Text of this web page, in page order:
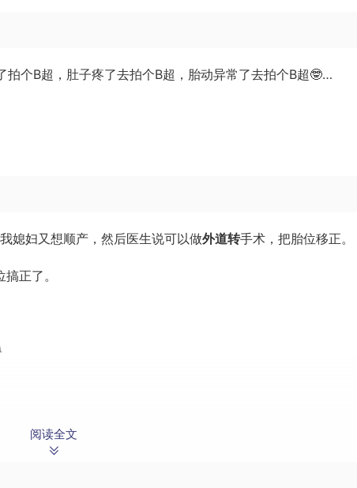
个B超，肚子疼了去拍个B超，胎动异常了去拍个B超🤓…
媳妇又想顺产，然后医生说可以做外道转手术，把胎位移正。
正了。
阅读全文